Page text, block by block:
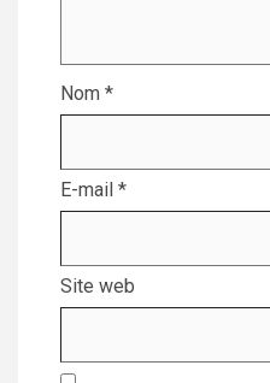
Nom *
E-mail *
Site web